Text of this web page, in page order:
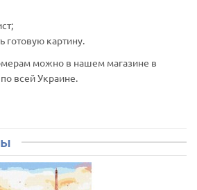
готовую картину.
можно в нашем магазине в
всей Украине.